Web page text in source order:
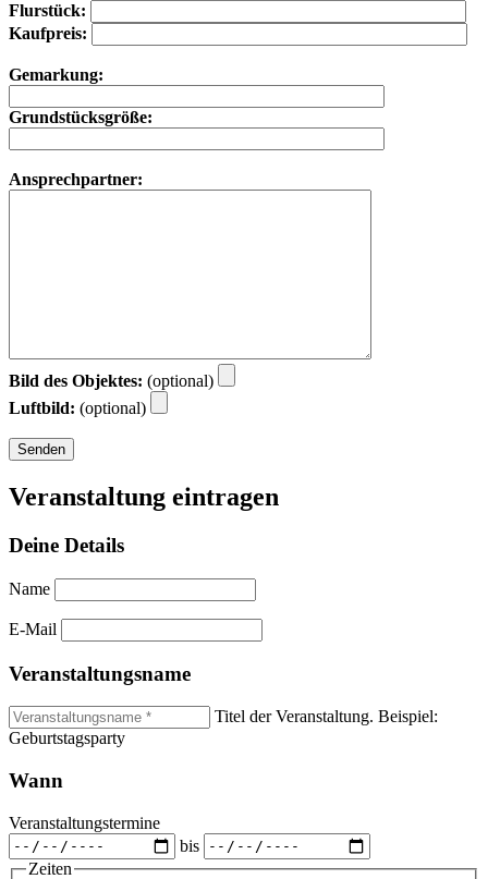
Flurstück:
Kaufpreis:
Gemarkung:
Grundstücksgröße:
Ansprechpartner:
Bild des Objektes: (optional)
Luftbild: (optional)
Veranstaltung eintragen
Deine Details
Name
E-Mail
Veranstaltungsname
Titel der Veranstaltung. Beispiel:
Geburtstagsparty
Wann
Veranstaltungstermine
bis
Zeiten